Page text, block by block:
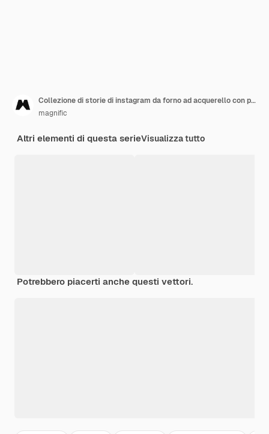
Collezione di storie di instagram da forno ad acquerello con pasticceria
magnific
Altri elementi di questa serieVisualizza tutto
Potrebbero piacerti anche questi vettori.